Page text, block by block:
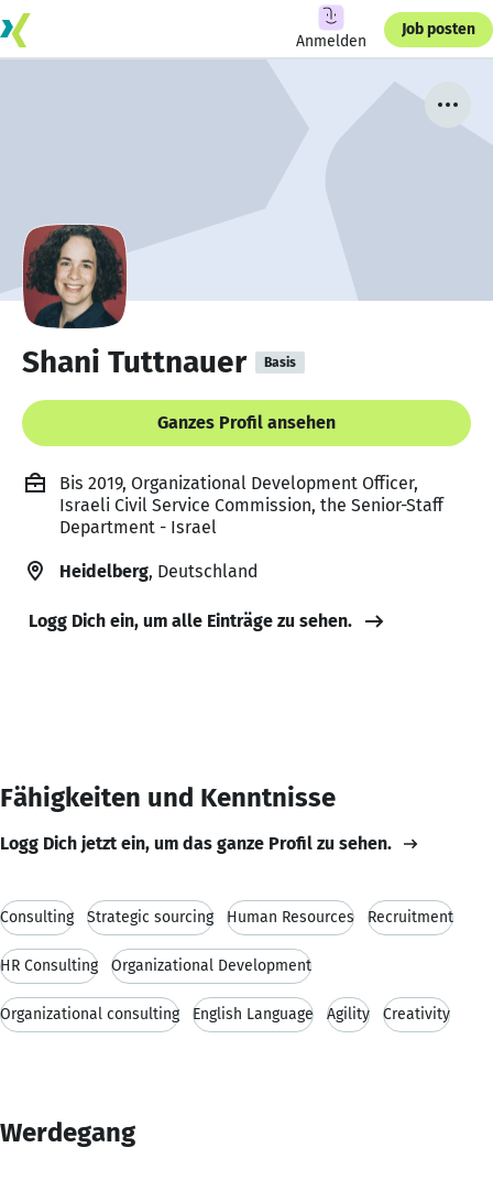
Anmelden
Job posten
Shani Tuttnauer Basis
Ganzes Profil ansehen
Bis 2019, Organizational Development Officer,
Israeli Civil Service Commission, the Senior-Staff
Department - Israel
Heidelberg, Deutschland
Logg Dich ein, um alle Einträge zu sehen.
Fähigkeiten und Kenntnisse
Logg Dich jetzt ein, um das ganze Profil zu sehen.
Consulting Strategic sourcing Human Resources Recruitment
HR Consulting Organizational Development
Organizational consulting English Language Agility Creativity
Werdegang